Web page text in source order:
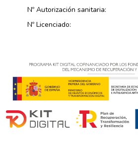
Nº Autorización sanitaria:
Nº Licenciado: